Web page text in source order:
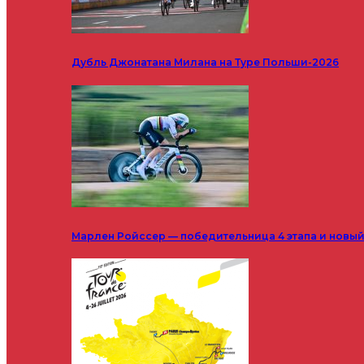
Дубль Джонатана Милана на Туре Польши-2026
Марлен Ройссер — победительница 4 этапа и